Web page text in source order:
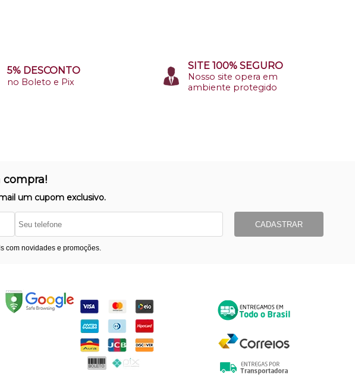
5% DESCONTO
no Boleto e Pix
SITE 100% SEGURO
Nosso site opera em
ambiente protegido
compra!
um cupom exclusivo.
com novidades e promoções.
CADASTRAR